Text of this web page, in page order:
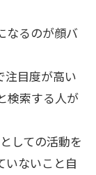
なるのが顔バ
注目度が高い
検索する人が
しての活動を
いないこと自